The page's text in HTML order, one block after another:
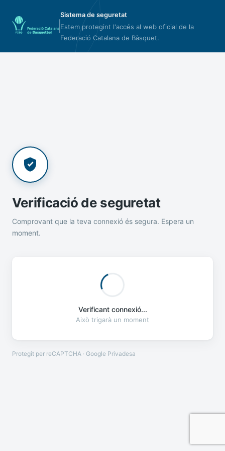
Sistema de seguretat
Estem protegint l'accés al web oficial de la
Federació Catalana de Bàsquet.
Verificació de seguretat
Comprovant que la teva connexió és segura. Espera un
moment.
Verificant connexió...
Això trigarà un moment
Protegit per reCAPTCHA · Google Privadesa